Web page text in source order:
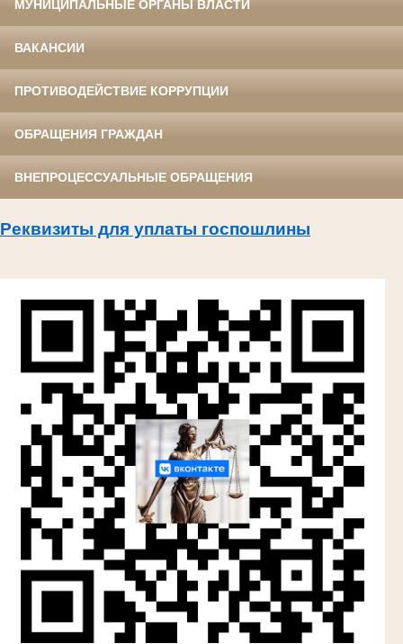
МУНИЦИПАЛЬНЫЕ ОРГАНЫ ВЛАСТИ
ВАКАНСИИ
ПРОТИВОДЕЙСТВИЕ КОРРУПЦИИ
ОБРАЩЕНИЯ ГРАЖДАН
ВНЕПРОЦЕССУАЛЬНЫЕ ОБРАЩЕНИЯ
Реквизиты для уплаты госпошлины